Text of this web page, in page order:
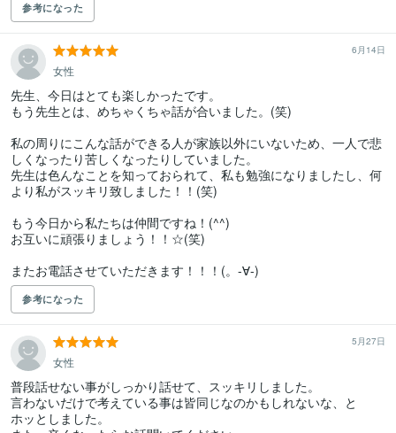
参考になった
6月14日
女性
先生、今日はとても楽しかったです。
もう先生とは、めちゃくちゃ話が合いました。(笑)
私の周りにこんな話ができる人が家族以外にいないため、一人で悲
しくなったり苦しくなったりしていました。
先生は色んなことを知っておられて、私も勉強になりましたし、何
より私がスッキリ致しました！！(笑)
もう今日から私たちは仲間ですね！(^^)
お互いに頑張りましょう！！☆(笑)
またお電話させていただきます！！！(。-∀-)
参考になった
5月27日
女性
普段話せない事がしっかり話せて、スッキリしました。
言わないだけで考えている事は皆同じなのかもしれないな、と
ホッとしました。